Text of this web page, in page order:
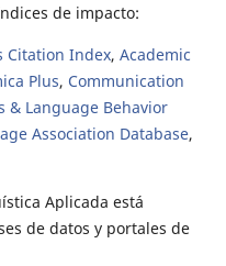
de impacto:
Citation Index, Academic
Plus, Communication
& Language Behavior
Association Database,
Aplicada está
de datos y portales de